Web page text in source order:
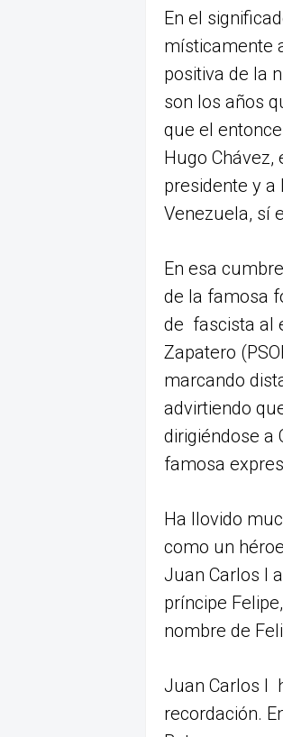
En el
místicamente
positiva de la
son los años
que el
Hugo Chávez,
presidente y a
Venezuela, sí
En esa
de la famosa
de fascista al
Zapatero
marcando
advirtiendo
dirigiéndose a
famosa
Ha llovido
como un
Juan Carlos I
príncipe
nombre de
Juan Carlos I
recordación.